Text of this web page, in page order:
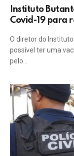
Instituto
Covid-19 para
O diretor do
possível ter uma
pelo…